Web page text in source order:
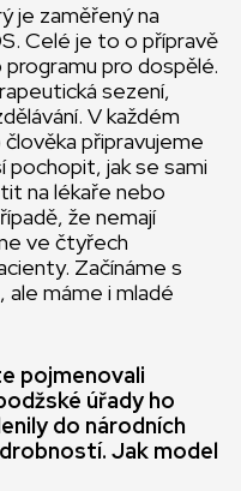
je zaměřený na
Celé je to o přípravě
pro dospělé.
sezení,
V každém
připravujeme
pochopit, jak se sami
na lékaře nebo
že nemají
ve čtyřech
Začínáme s
ale máme i mladé
pojmenovali
úřady ho
do národních
Jak model